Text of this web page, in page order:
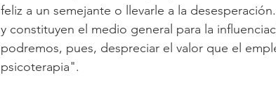
feliz a un semejante o llevarle a la
y constituyen el medio general para la
podremos, pues, despreciar el valor que el
psicoterapia".